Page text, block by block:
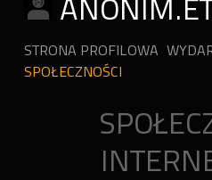
STRONA PROFILOWA
SPOŁECZNOŚCI